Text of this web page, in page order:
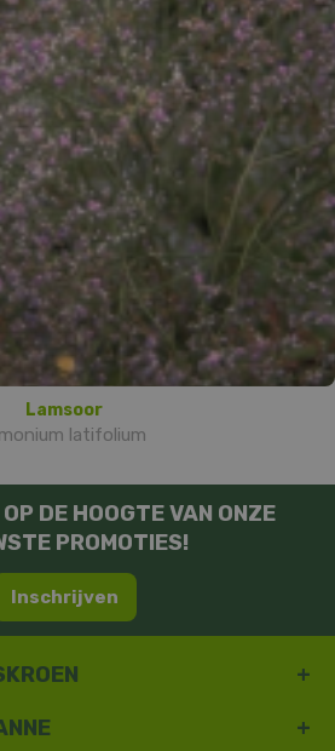
Lamsoor
latifolium
DE HOOGTE VAN ONZE
PROMOTIES!
Inschrijven